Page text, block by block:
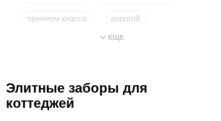
премиум класса дорогой
ЕЩЕ
Элитные заборы для
коттеджей